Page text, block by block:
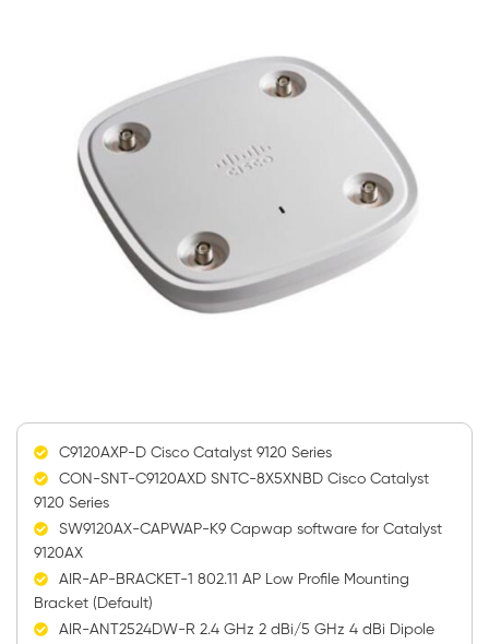
C9120AXP-D Cisco Catalyst 9120 Series
CON-SNT-C9120AXD SNTC-8X5XNBD Cisco Catalyst
9120 Series
SW9120AX-CAPWAP-K9 Capwap software for Catalyst
9120AX
AIR-AP-BRACKET-1 802.11 AP Low Profile Mounting
Bracket (Default)
AIR-ANT2524DW-R 2.4 GHz 2 dBi/5 GHz 4 dBi Dipole